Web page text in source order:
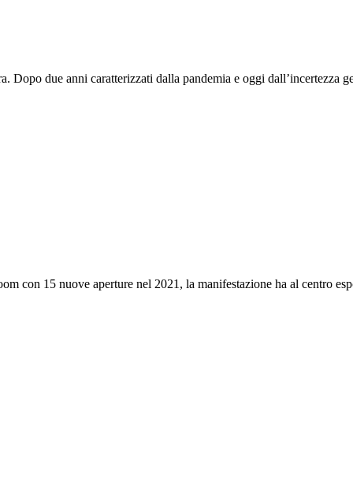
Dopo due anni caratterizzati dalla pandemia e oggi dall’incertezza
con 15 nuove aperture nel 2021, la manifestazione ha al centro